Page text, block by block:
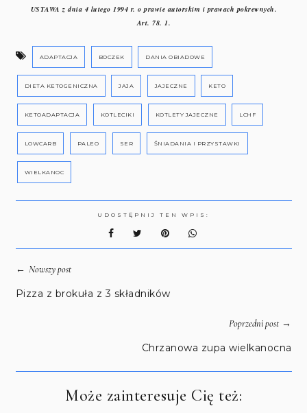
USTAWA z dnia 4 lutego 1994 r. o prawie autorskim i prawach pokrewnych.
Art. 78. 1.
ADAPTACJA BOCZEK DANIA OBIADOWE
DIETA KETOGENICZNA JAJA JAJECZNE KETO
KETOADAPTACJA KOTLECIKI KOTLETY JAJECZNE LCHF
LOWCARB PALEO SER ŚNIADANIA I PRZYSTAWKI
WIELKANOC
UDOSTĘPNIJ TEN WPIS:
← Nowszy post
Pizza z brokuła z 3 składników
Poprzedni post→
Chrzanowa zupa wielkanocna
Może zainteresuje Cię też: